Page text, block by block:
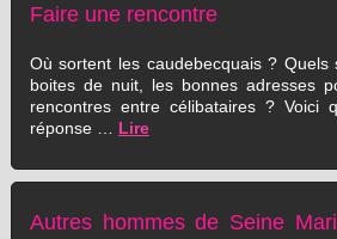
Faire une rencontre
Où sortent les caudebecquais ?
boites de nuit, les bonnes adresses
rencontres entre célibataires ? Voici
réponse … Lire
Autres hommes de Seine